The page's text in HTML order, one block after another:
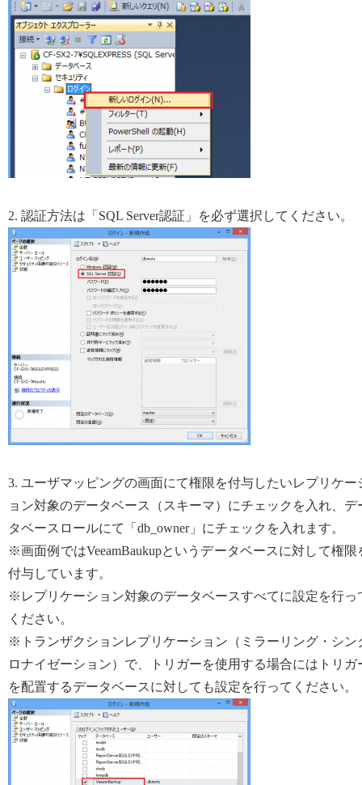
2. 認証方法は「SQL Server認証」を必ず選択してください。
3. ユーザマッピングの画面にて権限を付与したいレプリケー
ョン対象のデータベース（スキーマ）にチェックを入れ、デ
タベースロールにて「db_owner」にチェックを入れます。
※画面例ではVeeamBaukupというデータベースに対して権限
付与しています。
※レプリケーション対象のデータベースすべてに設定を行っ
ください。
※トランザクションレプリケーション（ミラーリング・シン
ロナイゼーション）で、トリガーを使用する場合にはトリガ
を配置するデータベースに対しても設定を行ってください。